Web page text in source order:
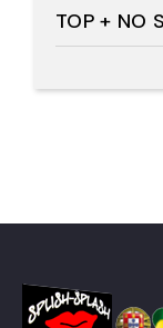
TOP + NO